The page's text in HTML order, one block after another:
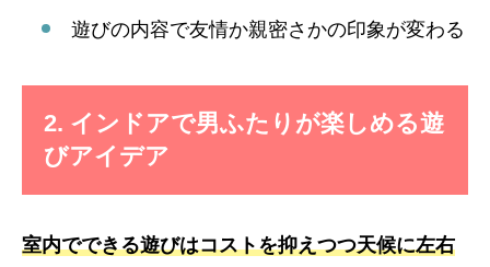
遊びの内容で友情か親密さかの印象が変わる
2. インドアで男ふたりが楽しめる遊
びアイデア
室内でできる遊びはコストを抑えつつ天候に左右